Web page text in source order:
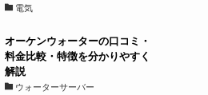
電気
オーケンウォーターの口コミ・
料金比較・特徴を分かりやすく
解説
ウォーターサーバー